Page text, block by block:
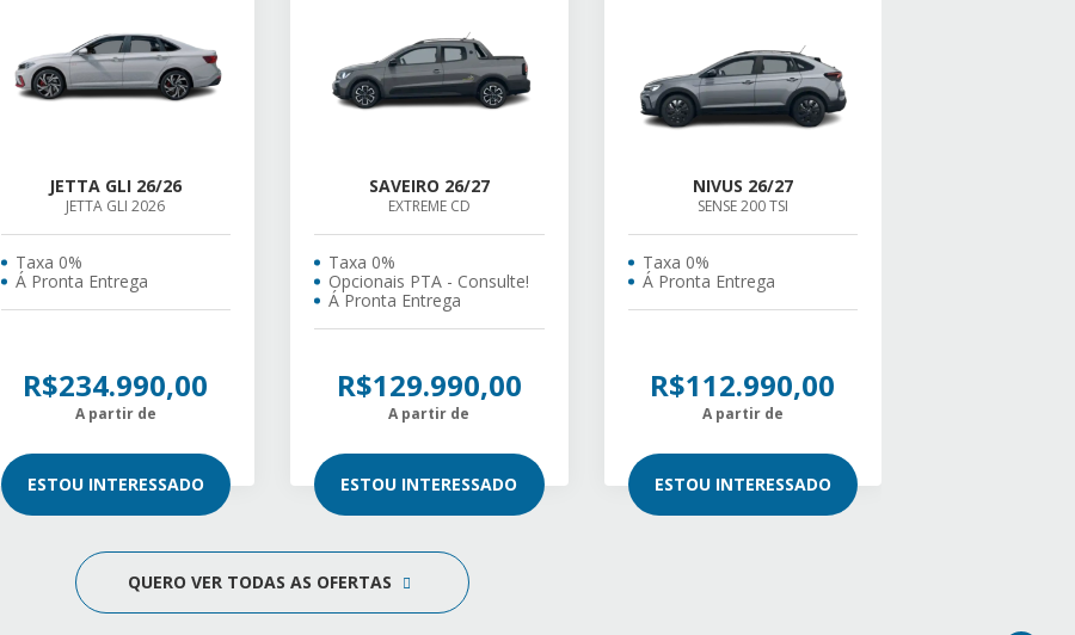
JETTA GLI 26/26
JETTA GLI 2026
Taxa 0%
Á Pronta Entrega
R$234.990,00
A partir de
ESTOU INTERESSADO
SAVEIRO 26/27
EXTREME CD
Taxa 0%
Opcionais PTA - Consulte!
Á Pronta Entrega
R$129.990,00
A partir de
ESTOU INTERESSADO
NIVUS 26/27
SENSE 200 TSI
Taxa 0%
Á Pronta Entrega
R$112.990,00
A partir de
ESTOU INTERESSADO
QUERO VER TODAS AS OFERTAS